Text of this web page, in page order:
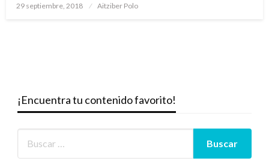
Publicado
29 septiembre, 2018 Aitziber Polo
¡Encuentra tu contenido favorito!